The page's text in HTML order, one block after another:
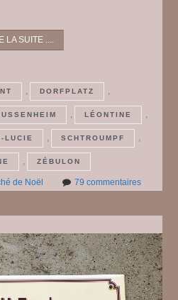
LA SUITE ....
, DORFPLATZ ,
, LÉONTINE ,
LUCIE , SCHTROUMPF ,
, ZÉBULON
de Noël 79 commentairessur
Noël
de
2024